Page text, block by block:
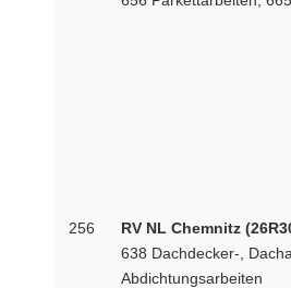
256
RV NL Chemnitz
638 Dachdecker-,
Abdichtungsarbeiten